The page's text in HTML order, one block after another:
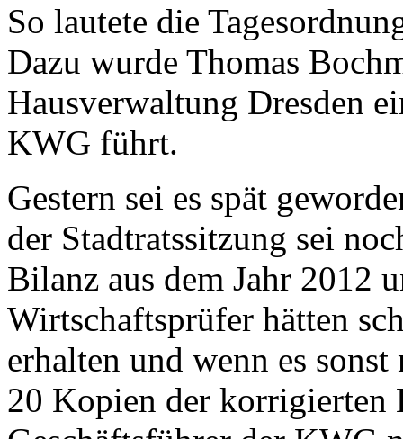
So lautete die
Dazu wurde Thomas
Hausverwaltung Dresden
KWG führt.
Gestern sei es spät
der Stadtratssitzung sei
Bilanz aus dem Jahr 2012
Wirtschaftsprüfer hätten
erhalten und wenn es
20 Kopien der korrigierten